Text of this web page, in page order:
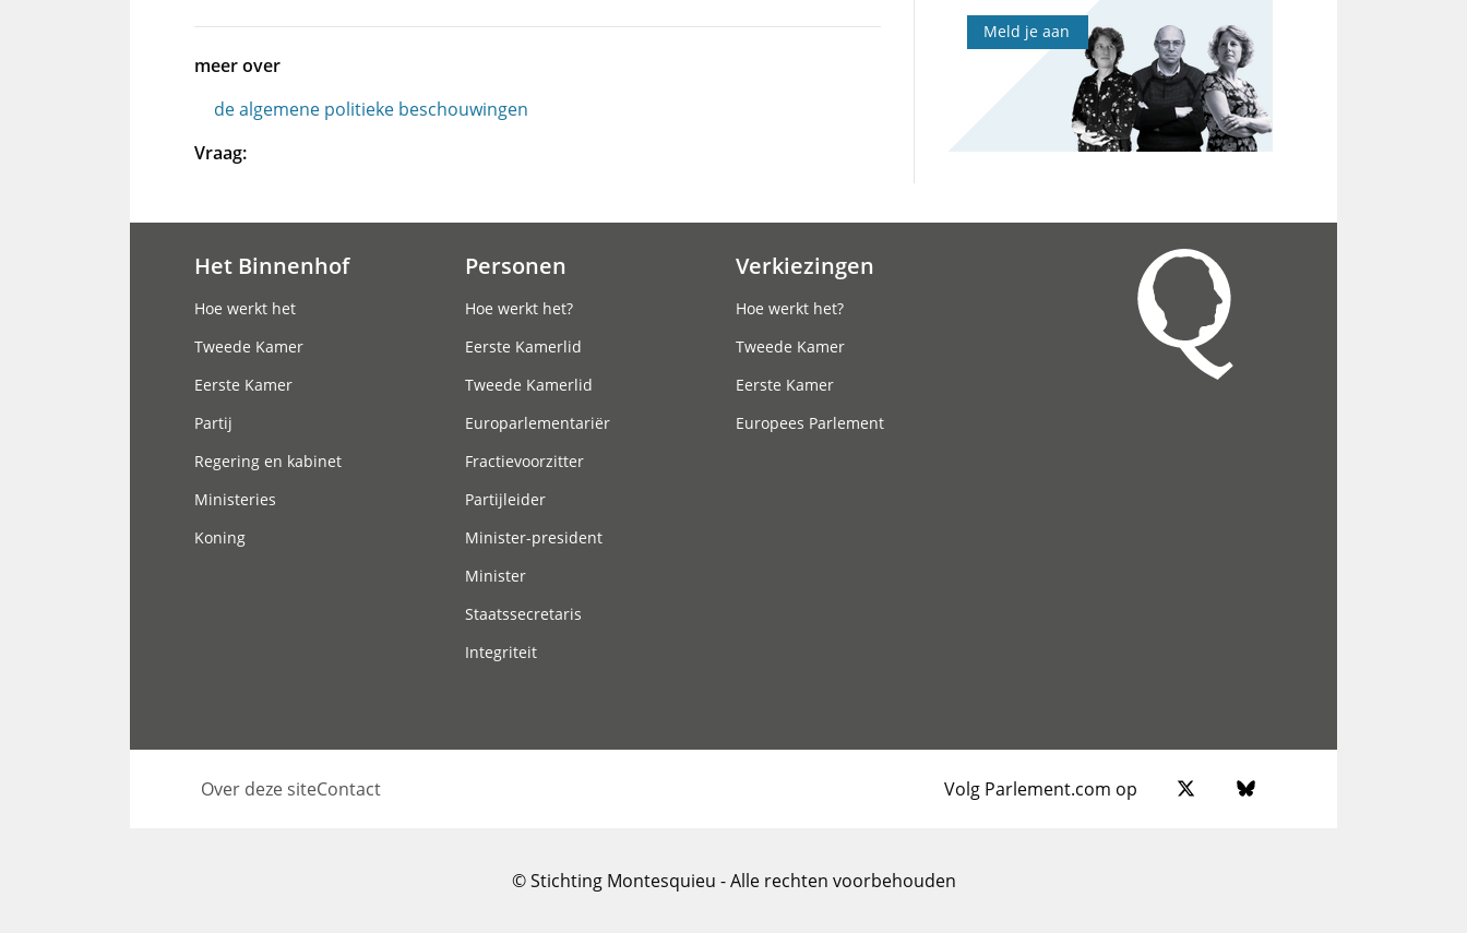
meer over
de algemene politieke beschouwingen
Vraag:
Meld je aan
Het Binnenhof
Hoe werkt het
Tweede Kamer
Eerste Kamer
Partij
Regering en kabinet
Ministeries
Koning
Personen
Hoe werkt het?
Eerste Kamerlid
Tweede Kamerlid
Europarlementariër
Fractievoorzitter
Partijleider
Minister-president
Minister
Staatssecretaris
Integriteit
Verkiezingen
Hoe werkt het?
Tweede Kamer
Eerste Kamer
Europees Parlement
Over deze siteContact Volg Parlement.com op
© Stichting Montesquieu - Alle rechten voorbehouden